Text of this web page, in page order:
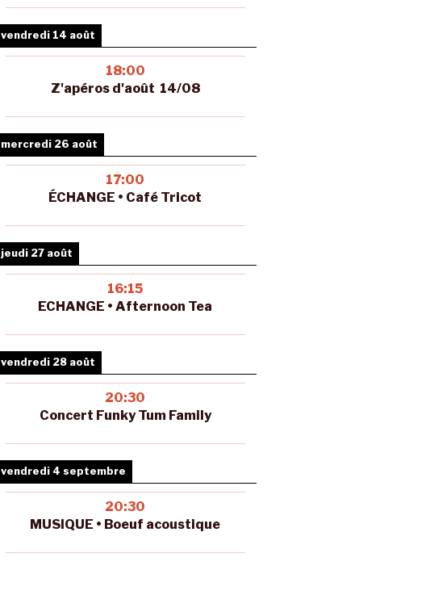
vendredi 14 août
18:00
Z'apéros d'août 14/08
mercredi 26 août
17:00
ÉCHANGE • Café Tricot
jeudi 27 août
16:15
ECHANGE • Afternoon Tea
vendredi 28 août
20:30
Concert Funky Tum Family
vendredi 4 septembre
20:30
MUSIQUE • Boeuf acoustique